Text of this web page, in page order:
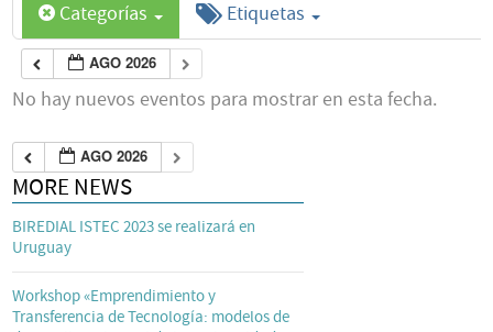
Categorías Etiquetas
AGO 2026
No hay nuevos eventos para mostrar en esta fecha.
AGO 2026
MORE NEWS
BIREDIAL ISTEC 2023 se realizará en
Uruguay
Workshop «Emprendimiento y
Transferencia de Tecnología: modelos de